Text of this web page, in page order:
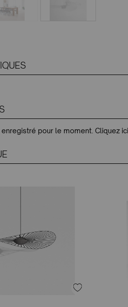
enregistré pour le moment. Cliquez